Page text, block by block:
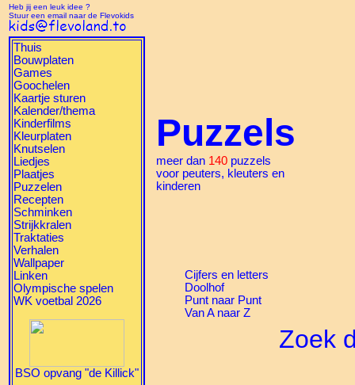
Heb jij een leuk idee ?
Stuur een email naar de Flevokids
Thuis
Bouwplaten
Games
Goochelen
Kaartje sturen
Kalender/thema
Kinderfilms
Kleurplaten
Knutselen
Liedjes
Plaatjes
Puzzelen
Recepten
Schminken
Strijkkralen
Traktaties
Verhalen
Wallpaper
Linken
Olympische spelen
WK voetbal 2026
BSO opvang "de Killick"
Puzzels
meer dan 140 puzzels
voor peuters, kleuters en
kinderen
Cijfers en letters
Doolhof
Punt naar Punt
Van A naar Z
Zoek